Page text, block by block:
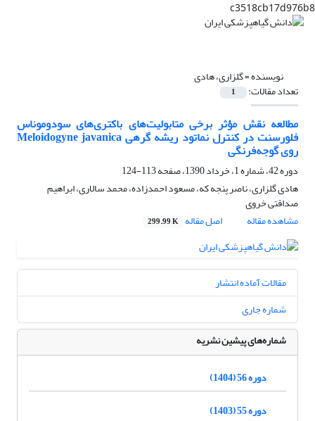
c3518cb17d976b8
نویسنده =گلزاری، هادی
تعداد مقالات: 1
مطالعه نقش مؤثر برخی متابولیت‌های باکتری‌های سودوموناس
فلورسنت در کنترل نماتود ریشه گرهی Meloidogyne javanica
روی گوجه‌فرنگی
دوره 42، شماره 1، خرداد 1390، صفحه
113-124
هادی گلزاری، ناصر پنجه که، مسعود احمدزاده، محمد سالاری، ابراهیم
صداقتی خروی
مشاهده مقاله
اصل مقاله 299.99 K
مقالات آماده انتشار
شماره جاری
شماره‌های پیشین نشریه
دوره 56 (1404)
دوره 55 (1403)